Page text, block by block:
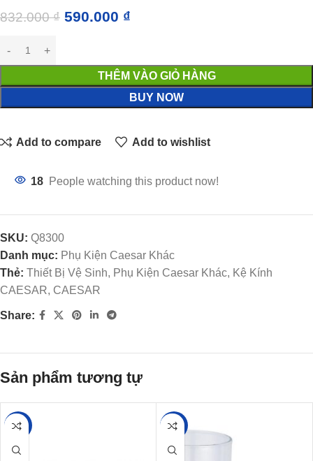
832.000₫ 590.000 ₫
THÊM VÀO GIỎ HÀNG
BUY NOW
Add to compare Add to wishlist
18 People watching this product now!
SKU: Q8300
Danh mục: Phụ Kiện Caesar Khác
Thẻ: Thiết Bị Vệ Sinh, Phụ Kiện Caesar Khác, Kệ Kính
CAESAR, CAESAR
Share:
Sản phẩm tương tự
-19% -15%